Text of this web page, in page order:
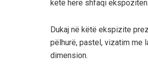
këtë herë shfaqi
Dukaj në këtë ekspizite
pëlhurë, pastel, vizatim me
dimension.